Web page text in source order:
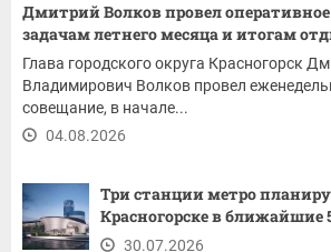
Дмитрий Волков провел
задачам летнего месяца и итогам
Глава городского округа Красногорск
Владимирович Волков провел
совещание, в начале...
04.08.2026
Три станции метро
Красногорске в ближайшие
30.07.2026